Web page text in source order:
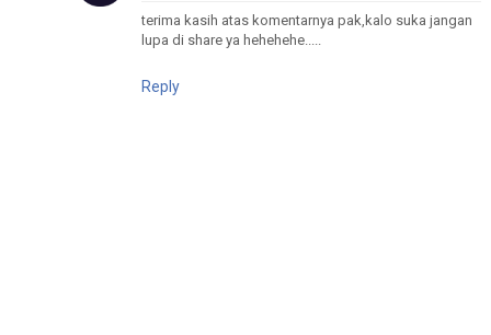
terima kasih atas komentarnya pak,kalo suka jangan
lupa di share ya hehehehe.....
Reply